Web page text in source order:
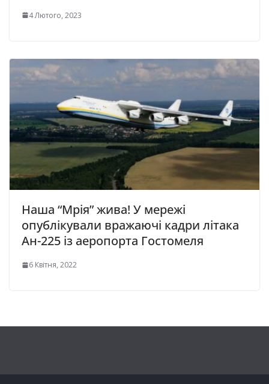
4 Лютого, 2023
Наша “Мрія” жива! У мережі
опублікували вражаючі кадри літака
Ан-225 із аеропорта Гостомеля
6 Квітня, 2022